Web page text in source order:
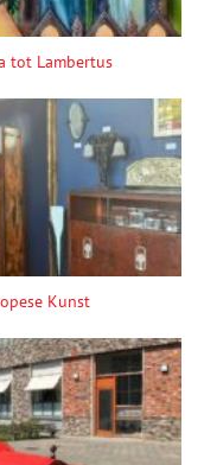
tot Lambertus
Kunst